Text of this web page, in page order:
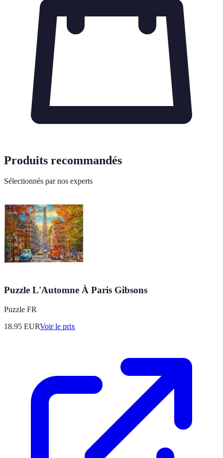
Produits recommandés
Sélectionnés par nos experts
Puzzle L'Automne À Paris Gibsons
Puzzle FR
18.95 EURVoir le prix